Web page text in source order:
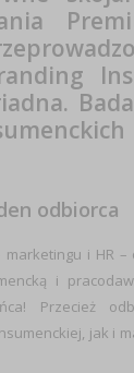
odbiorca
marketingu i HR
i
Przecież
jak i